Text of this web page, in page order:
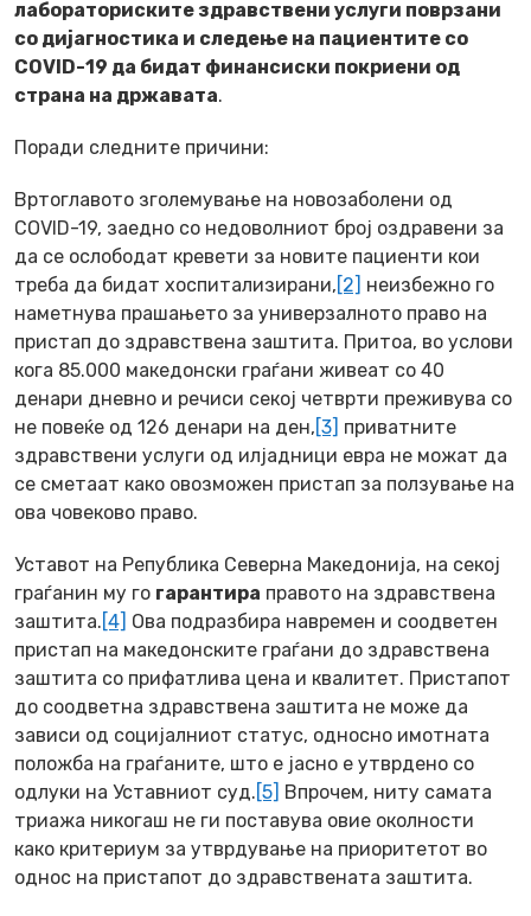
лабораториските здравствени услуги поврзани
со дијагностика и следење на пациентите со
COVID-19 да бидат финансиски покриени од
страна на државата.
Поради следните причини:
Вртоглавото зголемување на новозаболени од
COVID-19, заедно со недоволниот број оздравени за
да се ослободат кревети за новите пациенти кои
треба да бидат хоспитализирани,[2] неизбежно го
наметнува прашањето за универзалното право на
пристап до здравствена заштита. Притоа, во услови
кога 85.000 македонски граѓани живеат со 40
денари дневно и речиси секој четврти преживува со
не повеќе од 126 денари на ден,[3] приватните
здравствени услуги од илјадници евра не можат да
се сметаат како овозможен пристап за ползување на
ова човеково право.
Уставот на Република Северна Македонија, на секој
граѓанин му го гарантира правото на здравствена
заштита.[4] Ова подразбира навремен и соодветен
пристап на македонските граѓани до здравствена
заштита со прифатлива цена и квалитет. Пристапот
до соодветна здравствена заштита не може да
зависи од социјалниот статус, односно имотната
положба на граѓаните, што е јасно е утврдено со
одлуки на Уставниот суд.[5] Впрочем, ниту самата
триажа никогаш не ги поставува овие околности
како критериум за утврдување на приоритетот во
однос на пристапот до здравствената заштита.